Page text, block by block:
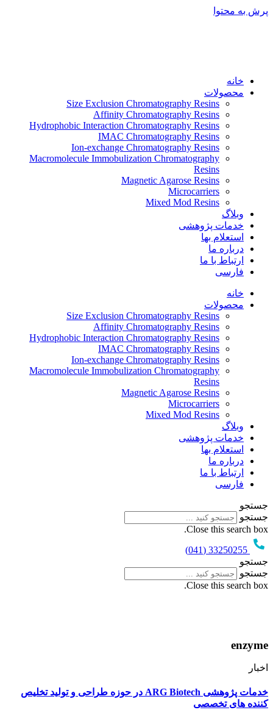
پرش به محتوا
خانه
محصولات
Size Exclusion Chromatography Resins
Affinity Chromatography Resins
Hydrophobic Interaction Chromatography Resins
IMAC Chromatography Resins
Ion-exchange Chromatography Resins
Macromolecule Immobulization Chromatography
Resins
Magnetic Agarose Resins
Microcarriers
Mixed Mod Resins
وبلاگ
خدمات پژوهشی
استعلام بها
درباره ما
ارتباط با ما
فارسی
خانه
محصولات
Size Exclusion Chromatography Resins
Affinity Chromatography Resins
Hydrophobic Interaction Chromatography Resins
IMAC Chromatography Resins
Ion-exchange Chromatography Resins
Macromolecule Immobulization Chromatography
Resins
Magnetic Agarose Resins
Microcarriers
Mixed Mod Resins
وبلاگ
خدمات پژوهشی
استعلام بها
درباره ما
ارتباط با ما
فارسی
جستجو
جستجو
Close this search box.
33250255 (041)
جستجو
جستجو
Close this search box.
enzyme
اخبار
خدمات پژوهشی ARG Biotech در حوزه طراحی و تولید تخلیص
کننده های تخصصی